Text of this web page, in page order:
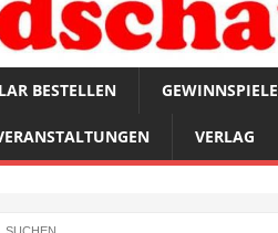
BESTELLEN GEWINNSPIELE
VERLAG